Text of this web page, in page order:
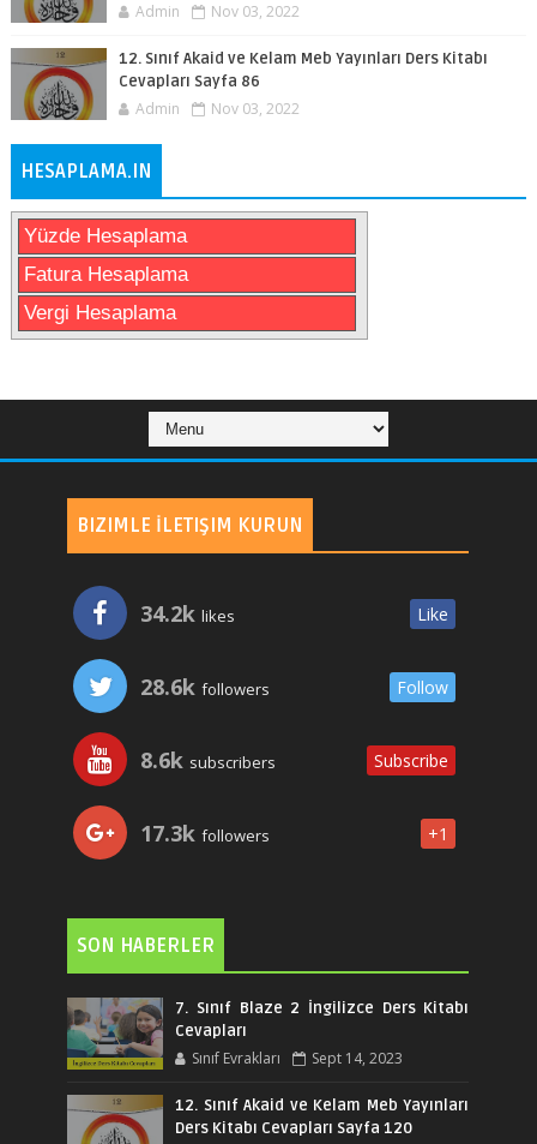
Admin Nov 03, 2022
12. Sınıf Akaid ve Kelam Meb Yayınları Ders Kitabı
Cevapları Sayfa 86
Admin Nov 03, 2022
HESAPLAMA.IN
Yüzde Hesaplama
Fatura Hesaplama
Vergi Hesaplama
BIZIMLE İLETIŞIM KURUN
34.2k likes Like
28.6k followers Follow
8.6k subscribers Subscribe
17.3k followers +1
SON HABERLER
7. Sınıf Blaze 2 İngilizce Ders Kitabı
Cevapları
Sınıf Evrakları Sept 14, 2023
12. Sınıf Akaid ve Kelam Meb Yayınları
Ders Kitabı Cevapları Sayfa 120